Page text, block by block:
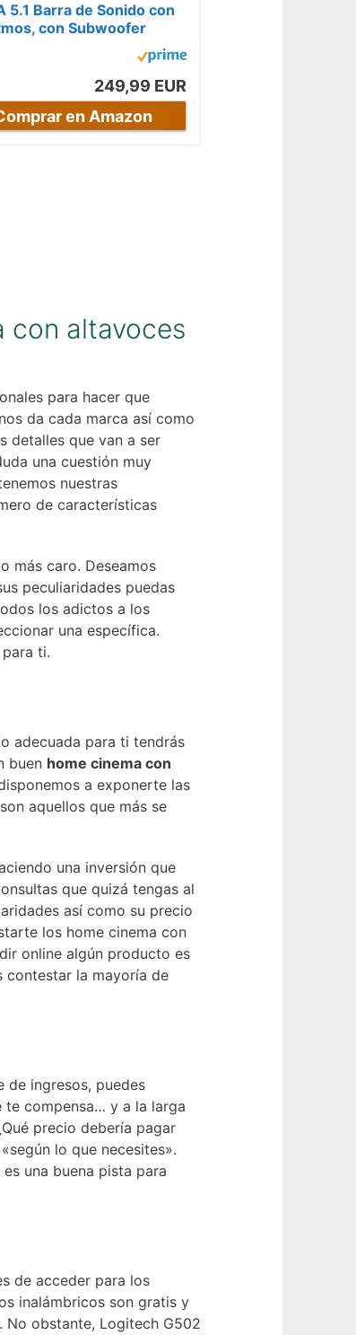
5.1 Barra de Sonido con
con Subwoofer
249,99 EUR
en Amazon
con altavoces
para hacer que
da cada marca así como
detalles que van a ser
una cuestión muy
nuestras
de características
más caro. Deseamos
peculiaridades puedas
los adictos a los
una específica.
ti.
adecuada para ti tendrás
buen home cinema con
a exponerte las
aquellos que más se
una inversión que
que quizá tengas al
así como su precio
los home cinema con
online algún producto es
contestar la mayoría de
de ingresos, puedes
te compensa… y a la larga
precio debería pagar
lo que necesites».
una buena pista para
de acceder para los
inalámbricos son gratis y
No obstante, Logitech G502